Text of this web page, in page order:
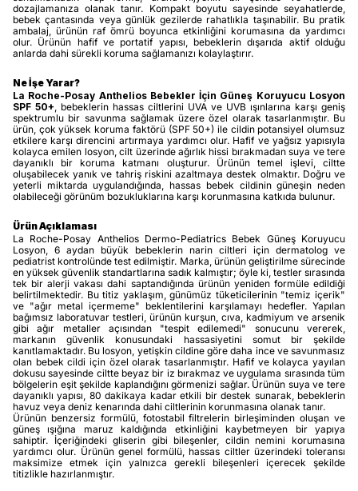
dozajlamanıza olanak tanır. Kompakt boyutu sayesinde seyahatlerde,
bebek çantasında veya günlük gezilerde rahatlıkla taşınabilir. Bu pratik
ambalaj, ürünün raf ömrü boyunca etkinliğini korumasına da yardımcı
olur. Ürünün hafif ve portatif yapısı, bebeklerin dışarıda aktif olduğu
anlarda dahi sürekli koruma sağlamanızı kolaylaştırır.
Ne İşe Yarar?
La Roche-Posay Anthelios Bebekler İçin Güneş Koruyucu Losyon
SPF 50+ , bebeklerin hassas ciltlerini UVA ve UVB ışınlarına karşı geniş
spektrumlu bir savunma sağlamak üzere özel olarak tasarlanmıştır. Bu
ürün, çok yüksek koruma faktörü (SPF 50+) ile cildin potansiyel olumsuz
etkilere karşı direncini artırmaya yardımcı olur. Hafif ve yağsız yapısıyla
kolayca emilen losyon, cilt üzerinde ağırlık hissi bırakmadan suya ve tere
dayanıklı bir koruma katmanı oluşturur. Ürünün temel işlevi, ciltte
oluşabilecek yanık ve tahriş riskini azaltmaya destek olmaktır. Doğru ve
yeterli miktarda uygulandığında, hassas bebek cildinin güneşin neden
olabileceği görünüm bozukluklarına karşı korunmasına katkıda bulunur.
Ürün Açıklaması
La Roche-Posay Anthelios Dermo-Pediatrics Bebek Güneş Koruyucu
Losyon, 6 aydan büyük bebeklerin narin ciltleri için dermatolog ve
pediatrist kontrolünde test edilmiştir. Marka, ürünün geliştirilme sürecinde
en yüksek güvenlik standartlarına sadık kalmıştır; öyle ki, testler sırasında
tek bir alerji vakası dahi saptandığında ürünün yeniden formüle edildiği
belirtilmektedir. Bu titiz yaklaşım, günümüz tüketicilerinin "temiz içerik"
ve "ağır metal içermeme" beklentilerini karşılamayı hedefler. Yapılan
bağımsız laboratuvar testleri, ürünün kurşun, cıva, kadmiyum ve arsenik
gibi ağır metaller açısından "tespit edilemedi" sonucunu vererek,
markanın güvenlik konusundaki hassasiyetini somut bir şekilde
kanıtlamaktadır. Bu losyon, yetişkin cildine göre daha ince ve savunmasız
olan bebek cildi için özel olarak tasarlanmıştır. Hafif ve kolayca yayılan
dokusu sayesinde ciltte beyaz bir iz bırakmaz ve uygulama sırasında tüm
bölgelerin eşit şekilde kaplandığını görmenizi sağlar. Ürünün suya ve tere
dayanıklı yapısı, 80 dakikaya kadar etkili bir destek sunarak, bebeklerin
havuz veya deniz kenarında dahi ciltlerinin korunmasına olanak tanır.
Ürünün benzersiz formülü, fotostabil filtrelerin birleşiminden oluşan ve
güneş ışığına maruz kaldığında etkinliğini kaybetmeyen bir yapıya
sahiptir. İçeriğindeki gliserin gibi bileşenler, cildin nemini korumasına
yardımcı olur. Ürünün genel formülü, hassas ciltler üzerindeki toleransı
maksimize etmek için yalnızca gerekli bileşenleri içerecek şekilde
titizlikle hazırlanmıştır.